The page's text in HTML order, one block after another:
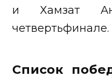
и Хамзат
четвертьфинале.
Список